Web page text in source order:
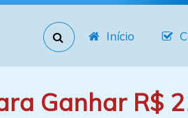
Início
Ganhar R$